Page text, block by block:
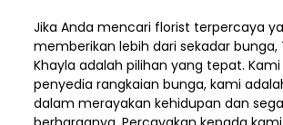
Jika Anda mencari florist terpercaya
memberikan lebih dari sekadar bunga,
Khayla adalah pilihan yang tepat.
penyedia rangkaian bunga, kami
dalam merayakan kehidupan dan